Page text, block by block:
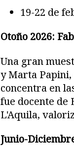
19-22 de
Otoño 2026:
Una gran
y Marta
concentra en
fue docente de
L'Aquila,
Junio-